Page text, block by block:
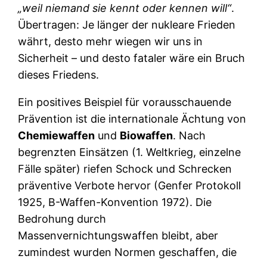
„weil niemand sie kennt oder kennen will“.
Übertragen: Je länger der nukleare Frieden
währt, desto mehr wiegen wir uns in
Sicherheit – und desto fataler wäre ein Bruch
dieses Friedens.
Ein positives Beispiel für vorausschauende
Prävention ist die internationale Ächtung von
Chemiewaffen und Biowaffen. Nach
begrenzten Einsätzen (1. Weltkrieg, einzelne
Fälle später) riefen Schock und Schrecken
präventive Verbote hervor (Genfer Protokoll
1925, B-Waffen-Konvention 1972). Die
Bedrohung durch
Massenvernichtungswaffen bleibt, aber
zumindest wurden Normen geschaffen, die